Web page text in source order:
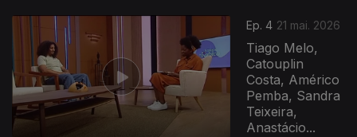
Ep. 4 21 mai. 2026
Tiago Melo,
Catouplin
Costa, Américo
Pemba, Sandra
Teixeira,
Anastácio...